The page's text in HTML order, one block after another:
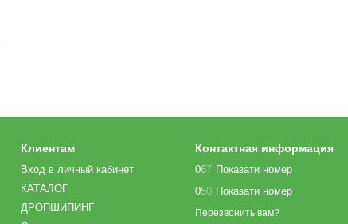
Клиентам
Вход в личный кабинет
КАТАЛОГ
ДРОПШИПИНГ
Контактная информация
067 Показати номер
050 Показати номер
Перезвонить вам?